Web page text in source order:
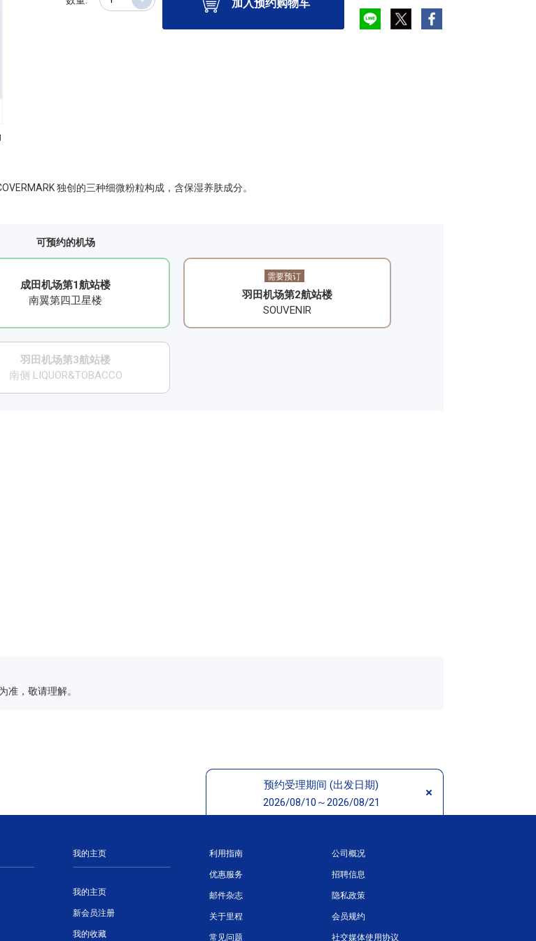
加入预约购物车
独创的三种细微粉粒构成，含保湿养肤成分。
可预约的机场
成田机场第1航站楼
南翼第四卫星楼
需要预订
​羽田机场第2航站楼
SOUVENIR
羽田机场第3航站楼
南侧 LIQUOR&TOBACCO
准，敬请理解。
预约受理期间 (出发日期)
2026/08/10～2026/08/21
我的主页
我的主页
新会员注册
我的收藏
利用指南
优惠服务
邮件杂志
关于里程
常见问题
公司概况
招聘信息
隐私政策
会员规约
社交媒体使用协议